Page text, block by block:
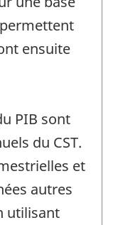
ensuite
PIB sont
du CST.
et
autres
utilisant